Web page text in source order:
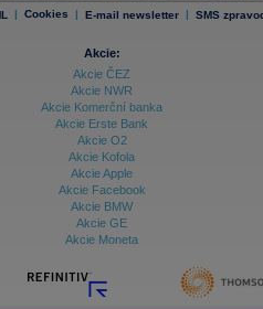
| Cookies | E-mail newsletter | SMS
Akcie:
Akcie ČEZ
Akcie NWR
Akcie Komerční banka
Akcie Erste Bank
Akcie O2
Akcie Kofola
Akcie Apple
Akcie Facebook
Akcie BMW
Akcie GE
Akcie Moneta